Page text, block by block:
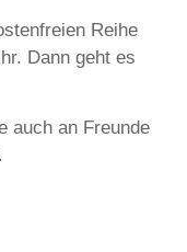
Reihe
Dann geht es
auch an Freunde